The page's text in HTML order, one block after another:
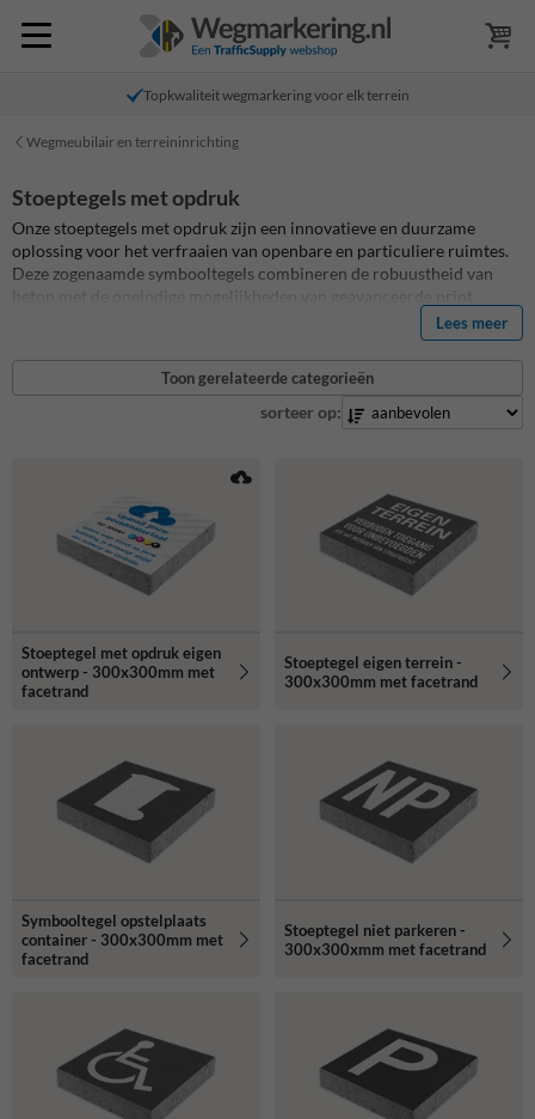
Topkwaliteit wegmarkering voor elk terrein
Wegmeubilair en terreininrichting
Stoeptegels met opdruk
Onze stoeptegels met opdruk zijn een innovatieve en duurzame
oplossing voor het verfraaien van openbare en particuliere ruimtes.
Deze zogenaamde symbooltegels combineren de robuustheid van
beton met de oneindige mogelijkheden van geavanceerde print
hoogwaardige full colour print met meerdere beschermlagen,
waardoor de levensduur tenminste 5 jaar is. Een betere kwaliteit
bestaat niet! Wegvakmarkering.nl is jouw leverancier voor al jouw
symbooltegels en stoeptegels met opdruk, ook bij maatwerk! Lees in
Lees meer
Toon gerelateerde categorieën
sorteer op:
Stoeptegel met opdruk eigen
ontwerp - 300x300mm met
facetrand
Stoeptegel eigen terrein -
300x300mm met facetrand
Symbooltegel opstelplaats
container - 300x300mm met
facetrand
Stoeptegel niet parkeren -
300x300xmm met facetrand